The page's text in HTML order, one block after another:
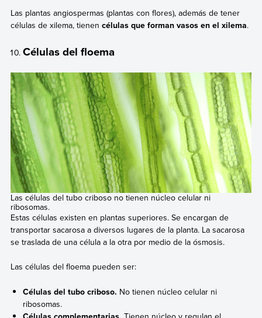
Las plantas angiospermas (plantas con flores), además de tener
células de xilema, tienen células que forman vasos en el xilema.
Células del floema
Las células del tubo criboso no tienen núcleo celular ni
ribosomas.
Estas células existen en plantas superiores. Se encargan de
transportar sacarosa a diversos lugares de la planta. La sacarosa
se traslada de una célula a la otra por medio de la ósmosis.
Las células del floema pueden ser:
Células del tubo criboso. No tienen núcleo celular ni
ribosomas.